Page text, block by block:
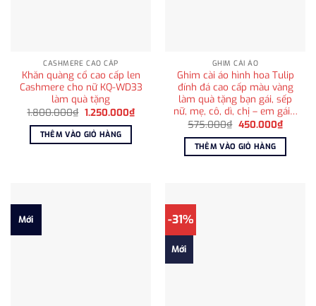
CASHMERE CAO CẤP
Khăn quàng cổ cao cấp len
Cashmere cho nữ KQ-WD33
làm quà tặng
1.800.000₫ Giá
là:
1.800.000₫.
1.250.000₫Giá
hiện
THÊM VÀO GIỎ HÀNG
GHIM CÀI ÁO
Ghim cài áo hình hoa Tulip
đính đá cao cấp màu vàng
làm quà tặng bạn gái, sếp
nữ, mẹ, cô, dì, chị – em gái…
575.000₫ Giá
là:
575.000₫.
450.000₫Giá
hiện
tại
THÊM VÀO GIỎ HÀNG
Mới -31%
Mới